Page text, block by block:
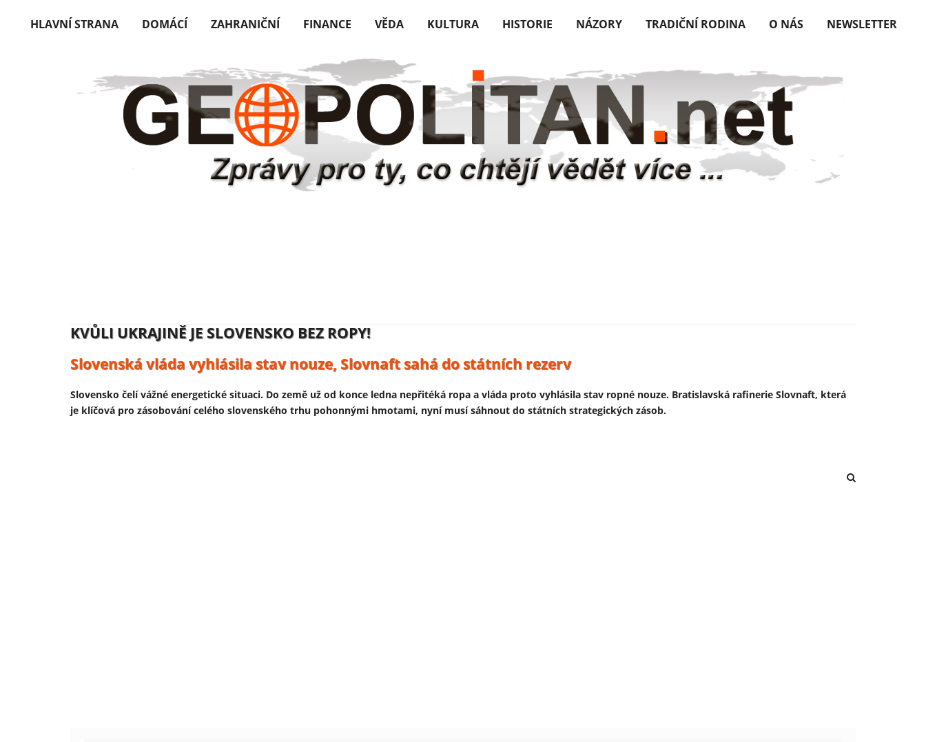
KVŮLI UKRAJINĚ JE SLOVENSKO BEZ ROPY!
Slovenská vláda vyhlásila stav nouze, Slovnaft sahá do státních rezerv
Slovensko čelí vážné energetické situaci. Do země už od konce ledna nepřitéká ropa a vláda proto vyhlásila stav ropné nouze. Bratislavská rafinerie Slovnaft, která
je klíčová pro zásobování celého slovenského trhu pohonnými hmotami, nyní musí sáhnout do státních strategických zásob.
NĚMECKO ZAHAJUJE VÝROBU UKRAJINSKÝCH DRONŮ:
Volodymyr Zelenskyj se usmívá, účty platí daňový poplatníci
Ukrajinský prezident Volodymyr Zelenskyj 13. února představil první útočný dron vyrobený v Německu v rámci nově založeného německo-ukrajinského společného
podniku. Výroba je součástí širší expanze ukrajinského zbrojního průmyslu do Evropy a je financována především z prostředků německého obranného rozpočtu a
HLAVNÍ STRANA DOMÁCÍ ZAHRANIČNÍ FINANCE VĚDA KULTURA HISTORIE NÁZORY TRADIČNÍ RODINA O NÁS NEWSLETTER